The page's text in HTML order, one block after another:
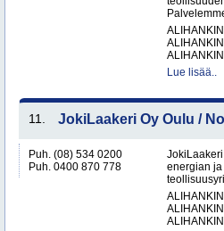
Lue lisää..
11. JokiLaakeri Oy Oulu /
Puh. (08) 534 0200
Puh. 0400 870 778
energian